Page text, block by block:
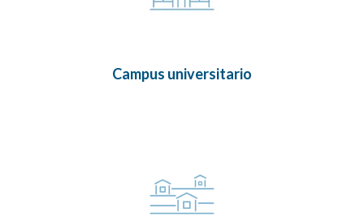
Campus universitario